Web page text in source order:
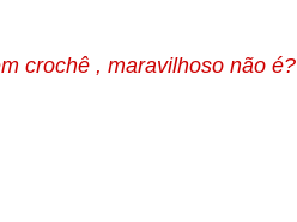
crochê , maravilhoso não é?